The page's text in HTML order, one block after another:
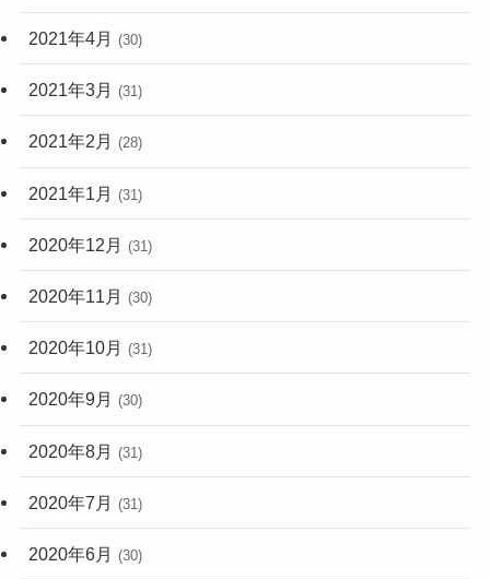
2021年4月 (30)
2021年3月 (31)
2021年2月 (28)
2021年1月 (31)
2020年12月 (31)
2020年11月 (30)
2020年10月 (31)
2020年9月 (30)
2020年8月 (31)
2020年7月 (31)
2020年6月 (30)